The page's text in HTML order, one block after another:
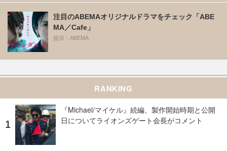
注目のABEMAオリジナルドラマをチェック「ABE
MA／Cafe」
提供：ABEMA
RANKING
『Michael/マイケル』続編、製作開始時期と公開
日についてライオンズゲート会長がコメント